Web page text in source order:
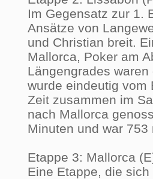
Im Gegensatz zur 1.
Ansätze von
und Christian breit.
Mallorca, Poker am
Längengrades
wurde eindeutig vom
Zeit zusammen im
nach Mallorca
Minuten und war
Etappe 3: Mallorca
Eine Etappe, die